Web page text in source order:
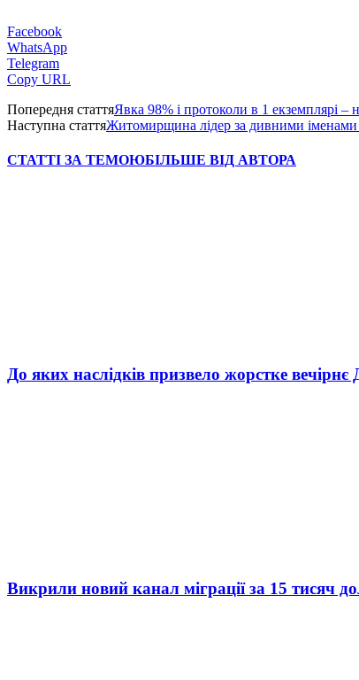
Facebook
WhatsApp
Telegram
Copy URL
Попередня статтяЯвка 98% і протоколи в 1 екземплярі –
Наступна статтяЖитомирщина лідер за дивними
СТАТТІ ЗА ТЕМОЮБІЛЬШЕ ВІД АВТОРА
До яких наслідків призвело жорстке
Викрили новий канал міграції за 15 тисяч